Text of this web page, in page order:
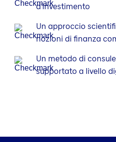
d’investimento
Un approccio
nozioni di finanza
Un metodo di
supportato a livello